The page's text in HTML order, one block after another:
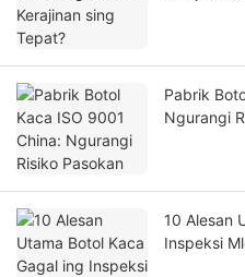
Pabrik
Ngurangi
10 Alesan
Inspeksi